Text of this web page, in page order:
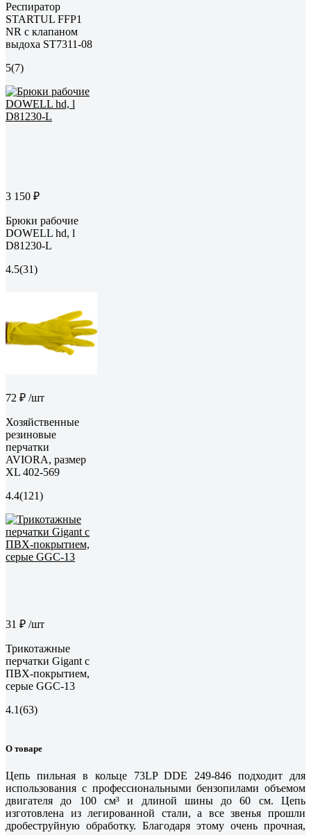
Респиратор
STARTUL FFP1
NR с клапаном
выдоха ST7311-08
5(7)
3 150 ₽
Брюки рабочие
DOWELL hd, l
D81230-L
4.5(31)
72 ₽ /шт
Хозяйственные
резиновые
перчатки
AVIORA, размер
XL 402-569
4.4(121)
31 ₽ /шт
Трикотажные
перчатки Gigant с
ПВХ-покрытием,
серые GGC-13
4.1(63)
О товаре
Цепь пильная в кольце 73LP DDE 249-846 подходит для
использования с профессиональными бензопилами объемом
двигателя до 100 см³ и длиной шины до 60 см. Цепь
изготовлена из легированной стали, а все звенья прошли
дробеструйную обработку. Благодаря этому очень прочная,